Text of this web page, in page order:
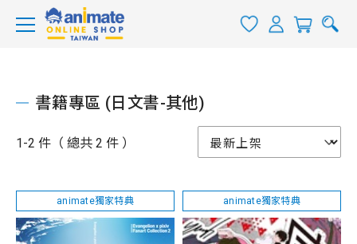
書籍專區 (日文書-其他)
1-2 件（ 總共 2 件 ）
animate獨家特典 animate獨家特典